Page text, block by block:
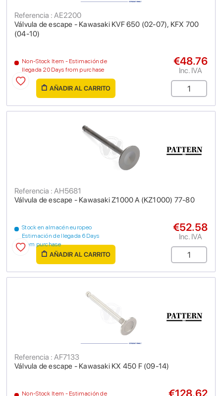
Válvula de escape - Kawasaki KVF 650 (02-07), KFX 700
(04-10)
Referencia : AE2200
Non-Stock Item - Estimación de
llegada 20 Days from purchase
€48.76
Inc. IVA
AÑADIR AL CARRITO
Válvula de escape - Kawasaki Z1000 A (KZ1000) 77-80
Referencia : AH5681
Stock en almacén europeo
Estimación de llegada 6 Days
from purchase
€52.58
Inc. IVA
AÑADIR AL CARRITO
Válvula de escape - Kawasaki KX 450 F (09-14)
Referencia : AF7133
Non-Stock Item - Estimación de €128.62